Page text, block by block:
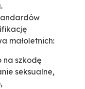
małoletnich:
na szkodę
seksualne,